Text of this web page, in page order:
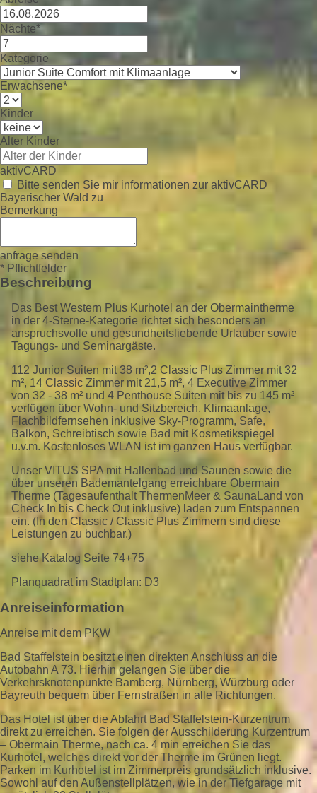
Nächte*
Kategorie
Erwachsene*
Kinder
Alter Kinder
aktivCARD
Bitte senden Sie mir informationen zur aktivCARD
Bayerischer Wald zu
Bemerkung
anfrage senden
* Pflichtfelder
Beschreibung
Das Best Western Plus Kurhotel an der Obermaintherme
in der 4-Sterne-Kategorie richtet sich besonders an
anspruchsvolle und gesundheitsliebende Urlauber sowie
Tagungs- und Seminargäste.
112 Junior Suiten mit 38 m²,2 Classic Plus Zimmer mit 32
m², 14 Classic Zimmer mit 21,5 m², 4 Executive Zimmer
von 32 - 38 m² und 4 Penthouse Suiten mit bis zu 145 m²
verfügen über Wohn- und Sitzbereich, Klimaanlage,
Flachbildfernsehen inklusive Sky-Programm, Safe,
Balkon, Schreibtisch sowie Bad mit Kosmetikspiegel
u.v.m. Kostenloses WLAN ist im ganzen Haus verfügbar.
Unser VITUS SPA mit Hallenbad und Saunen sowie die
über unseren Bademantelgang erreichbare Obermain
Therme (Tagesaufenthalt ThermenMeer & SaunaLand von
Check In bis Check Out inklusive) laden zum Entspannen
ein. (In den Classic / Classic Plus Zimmern sind diese
Leistungen zu buchbar.)
siehe Katalog Seite 74+75
Planquadrat im Stadtplan: D3
Anreiseinformation
Anreise mit dem PKW
Bad Staffelstein besitzt einen direkten Anschluss an die
Autobahn A 73. Hierhin gelangen Sie über die
Verkehrsknotenpunkte Bamberg, Nürnberg, Würzburg oder
Bayreuth bequem über Fernstraßen in alle Richtungen.
Das Hotel ist über die Abfahrt Bad Staffelstein-Kurzentrum
direkt zu erreichen. Sie folgen der Ausschilderung Kurzentrum
– Obermain Therme, nach ca. 4 min erreichen Sie das
Kurhotel, welches direkt vor der Therme im Grünen liegt.
Parken im Kurhotel ist im Zimmerpreis grundsätzlich inklusive.
Sowohl auf den Außenstellplätzen, wie in der Tiefgarage mit